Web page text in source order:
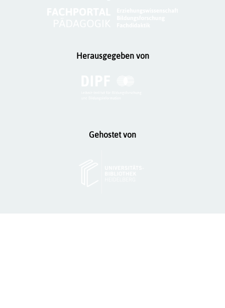
Herausgegeben von
Gehostet von